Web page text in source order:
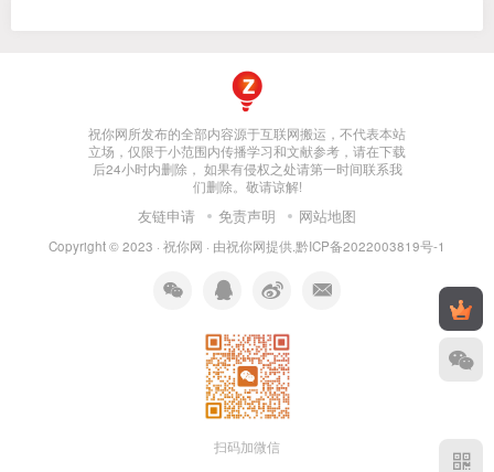
祝你网所发布的全部内容源于互联网搬运，不代表本站
立场，仅限于小范围内传播学习和文献参考，请在下载
后24小时内删除， 如果有侵权之处请第一时间联系我
们删除。敬请谅解!
友链申请 免责声明 网站地图
Copyright © 2023 · 祝你网 · 由祝你网提供.黔ICP备2022003819号-1
扫码加微信